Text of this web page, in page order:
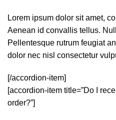
Lorem ipsum dolor sit amet,
Aenean id convallis tellus.
Pellentesque rutrum feugiat
dolor nec nisl consectetur
[/accordion-item]
[accordion-item title=”Do I
order?”]